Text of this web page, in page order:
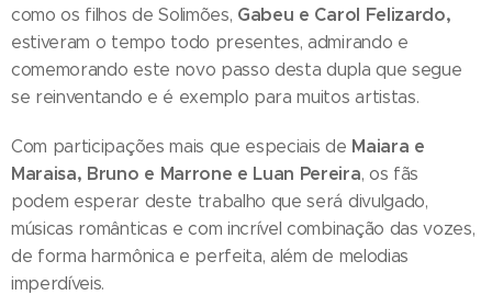
como os filhos de Solimões, Gabeu e Carol Felizardo,
estiveram o tempo todo presentes, admirando e
comemorando este novo passo desta dupla que segue
se reinventando e é exemplo para muitos artistas.
Com participações mais que especiais de Maiara e
Maraisa, Bruno e Marrone e Luan Pereira, os fãs
podem esperar deste trabalho que será divulgado,
músicas românticas e com incrível combinação das vozes,
de forma harmônica e perfeita, além de melodias
imperdíveis.